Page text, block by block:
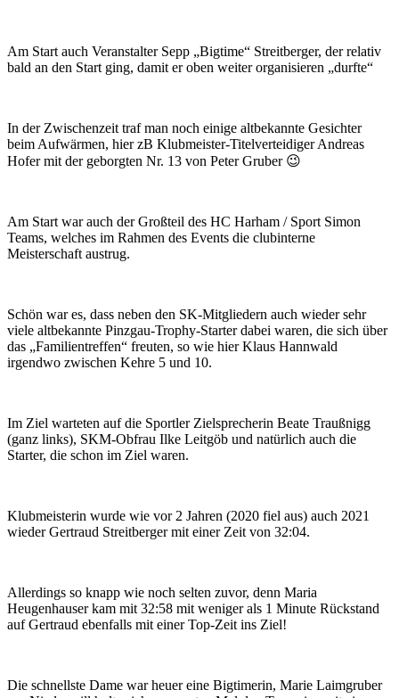
Am Start auch Veranstalter Sepp „Bigtime“ Streitberger, der relativ
bald an den Start ging, damit er oben weiter organisieren „durfte“
In der Zwischenzeit traf man noch einige altbekannte Gesichter
beim Aufwärmen, hier zB Klubmeister-Titelverteidiger Andreas
Hofer mit der geborgten Nr. 13 von Peter Gruber 😉
Am Start war auch der Großteil des HC Harham / Sport Simon
Teams, welches im Rahmen des Events die clubinterne
Meisterschaft austrug.
Schön war es, dass neben den SK-Mitgliedern auch wieder sehr
viele altbekannte Pinzgau-Trophy-Starter dabei waren, die sich über
das „Familientreffen“ freuten, so wie hier Klaus Hannwald
irgendwo zwischen Kehre 5 und 10.
Im Ziel warteten auf die Sportler Zielsprecherin Beate Traußnigg
(ganz links), SKM-Obfrau Ilke Leitgöb und natürlich auch die
Starter, die schon im Ziel waren.
Klubmeisterin wurde wie vor 2 Jahren (2020 fiel aus) auch 2021
wieder Gertraud Streitberger mit einer Zeit von 32:04.
Allerdings so knapp wie noch selten zuvor, denn Maria
Heugenhauser kam mit 32:58 mit weniger als 1 Minute Rückstand
auf Gertraud ebenfalls mit einer Top-Zeit ins Ziel!
Die schnellste Dame war heuer eine Bigtimerin, Marie Laimgruber